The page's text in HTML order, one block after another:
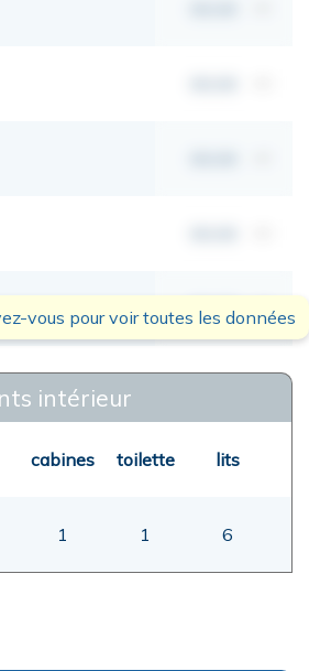
00,00
vous pour voir toutes les données
intérieur
cabines toilette lits
1 1 6